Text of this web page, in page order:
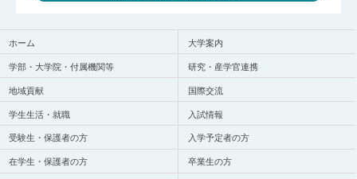
ホーム
大学案内
学部・大学院・付属機関等
研究・産学官連携
地域貢献
国際交流
学生生活・就職
入試情報
受験生・保護者の方
入学予定者の方
在学生・保護者の方
卒業生の方